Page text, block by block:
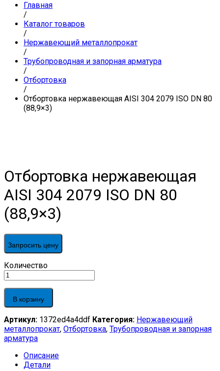
Главная
/
Каталог товаров
/
Нержавеющий металлопрокат
/
Трубопроводная и запорная арматура
/
Отбортовка
/
Отбортовка нержавеющая AISI 304 2079 ISO DN 80
(88,9×3)
Отбортовка нержавеющая
AISI 304 2079 ISO DN 80
(88,9×3)
Запросить цену
Отбортовка
нержавеющая
AISI
304
2079
DN
80
(88,9x3)
Количество
В корзину
Артикул: 1372ed4a4ddf Категория: Нержавеющий
металлопрокат, Отбортовка, Трубопроводная и запорная
арматура
Описание
Детали